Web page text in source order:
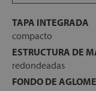
TAPA INTEGRADA
compacto
ESTRUCTURA DE
redondeadas
FONDO DE